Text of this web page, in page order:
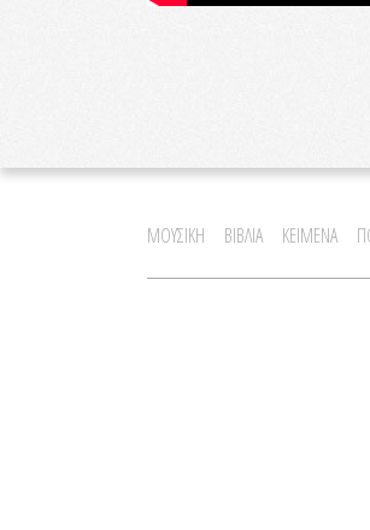
ΜΟΥΣΙΚΗ ΒΙΒΛΙΑ ΚΕΙΜΕΝΑ